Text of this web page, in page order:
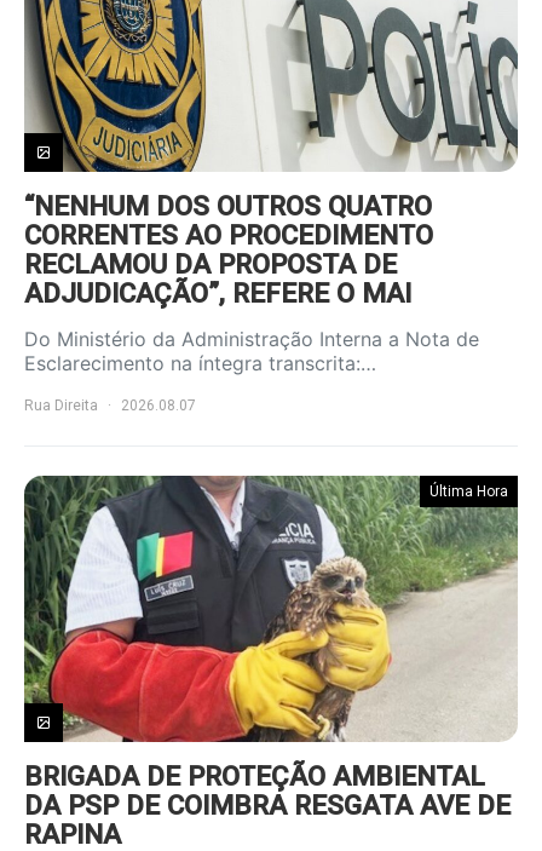
“NENHUM DOS OUTROS QUATRO
CORRENTES AO PROCEDIMENTO
RECLAMOU DA PROPOSTA DE
ADJUDICAÇÃO”, REFERE O MAI
Do Ministério da Administração Interna a Nota de
Esclarecimento na íntegra transcrita:…
Rua Direita 2026.08.07
Última Hora
BRIGADA DE PROTEÇÃO AMBIENTAL
DA PSP DE COIMBRA RESGATA AVE DE
RAPINA